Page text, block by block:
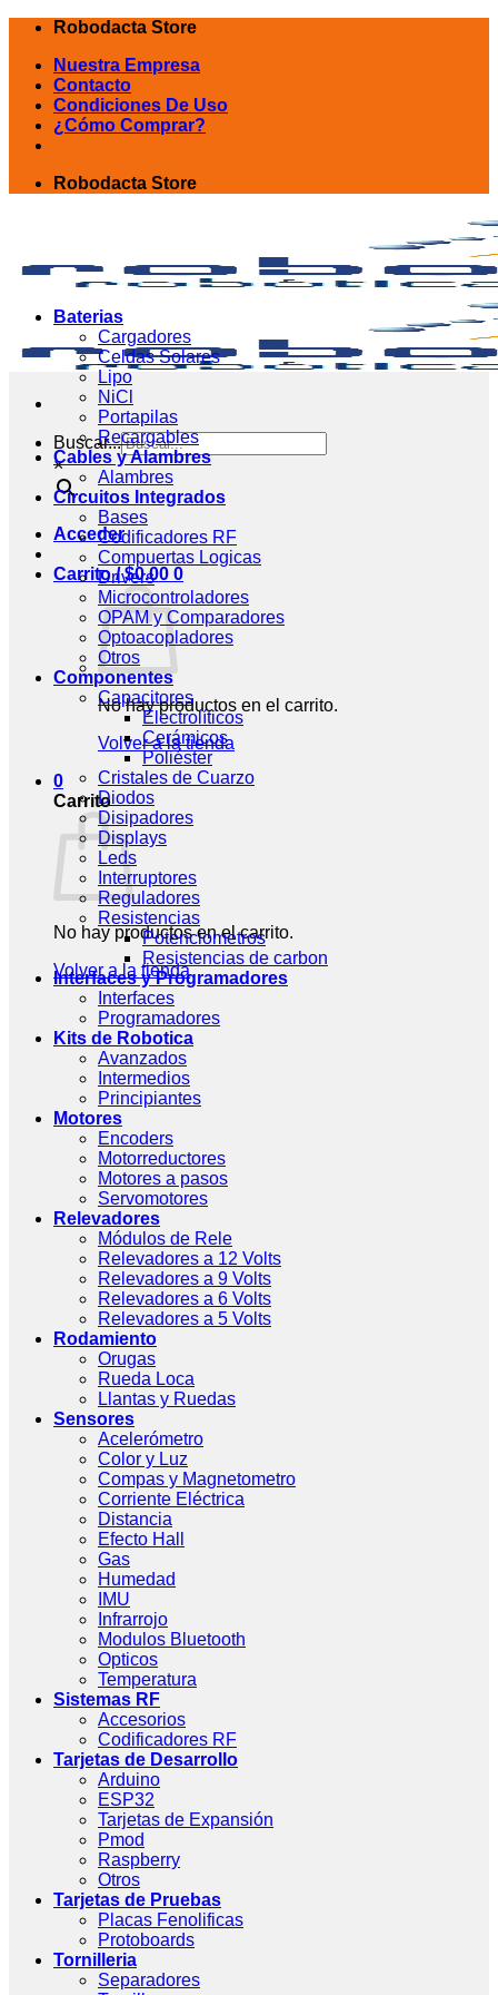
Skip
content
Robodacta Store
Nuestra Empresa
Contacto
Condiciones De Uso
¿Cómo Comprar?
Robodacta Store
Buscar...
×
Acceder
Carrito /$0.00 0
No hay productos en el carrito.
Volver a la tienda
0
Carrito
No hay productos en el carrito.
Volver a la tienda
Baterias
Cargadores
Celdas Solares
Lipo
NiCl
Portapilas
Recargables
Cables y Alambres
Alambres
Circuitos Integrados
Bases
Codificadores RF
Compuertas Logicas
Drivers
Microcontroladores
OPAM y Comparadores
Optoacopladores
Otros
Componentes
Capacitores
Electrolíticos
Cerámicos
Poliéster
Cristales de Cuarzo
Diodos
Disipadores
Displays
Leds
Interruptores
Reguladores
Resistencias
Potenciometros
Resistencias de carbon
Interfaces y Programadores
Interfaces
Programadores
Kits de Robotica
Avanzados
Intermedios
Principiantes
Motores
Encoders
Motorreductores
Motores a pasos
Servomotores
Relevadores
Módulos de Rele
Relevadores a 12 Volts
Relevadores a 9 Volts
Relevadores a 6 Volts
Relevadores a 5 Volts
Rodamiento
Orugas
Rueda Loca
Llantas y Ruedas
Sensores
Acelerómetro
Color y Luz
Compas y Magnetometro
Corriente Eléctrica
Distancia
Efecto Hall
Gas
Humedad
IMU
Infrarrojo
Modulos Bluetooth
Opticos
Temperatura
Sistemas RF
Accesorios
Codificadores RF
Tarjetas de Desarrollo
Arduino
ESP32
Tarjetas de Expansión
Pmod
Raspberry
Otros
Tarjetas de Pruebas
Placas Fenolificas
Protoboards
Tornilleria
Separadores